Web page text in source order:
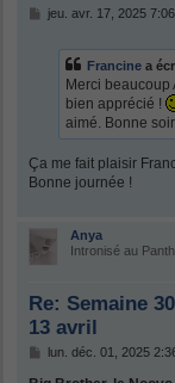
Mjeu. avr. 17, 2025
Francine a
Merci beaucoup
bien apprécié !
aimé. Bonne
Ça me fait plaisir
Bonne journée !
Anya
Intronisé au
Re: Semaine
13 avril
Mlun. déc. 01, 2025